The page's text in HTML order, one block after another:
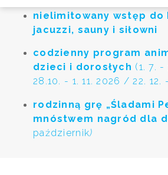
nielimitowany wstęp do
jacuzzi, sauny i siłowni
codzienny program
dzieci i dorosłych (1. 7.
28.10. - 1. 11. 2026 / 22. 12.
rodzinną grę „Śladami
mnóstwem nagród dla
październik)